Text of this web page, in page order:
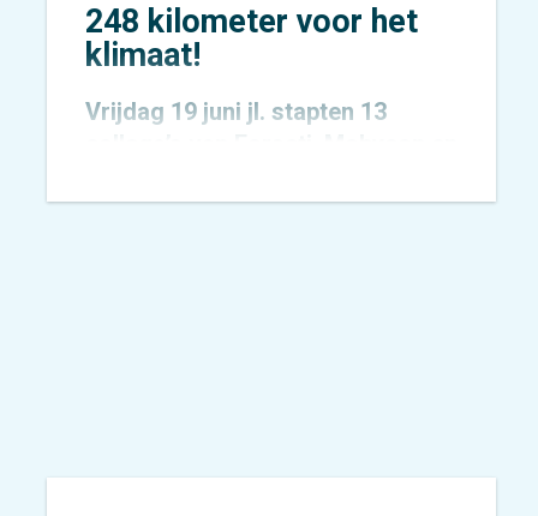
248 kilometer voor het
klimaat!
Vrijdag 19 juni jl. stapten 13
op de fiets voor een bijzondere